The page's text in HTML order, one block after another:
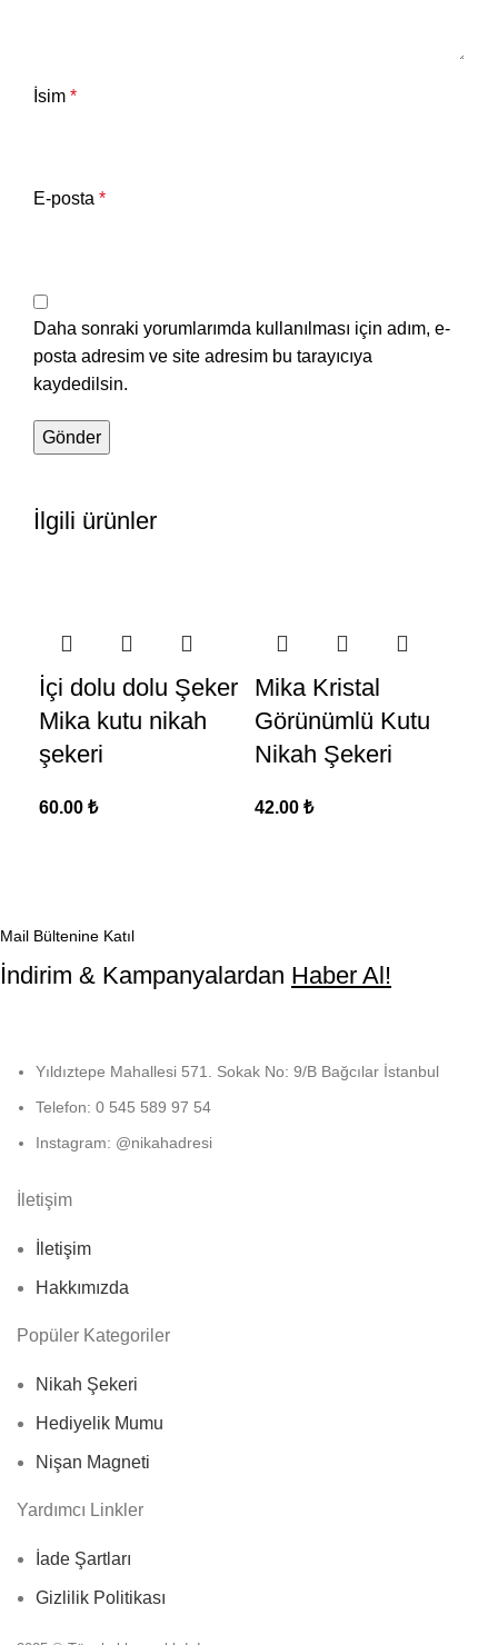
İsim *
E-posta *
Daha sonraki yorumlarımda kullanılması için adım, e-
posta adresim ve site adresim bu tarayıcıya
kaydedilsin.
İlgili ürünler
İçi dolu dolu Şeker
Mika kutu nikah
şekeri
60.00 ₺
Mika Kristal
Görünümlü Kutu
Nikah Şekeri
42.00 ₺
Mail Bültenine Katıl
İndirim & Kampanyalardan Haber Al!
Yıldıztepe Mahallesi 571. Sokak No: 9/B Bağcılar İstanbul
Telefon: 0 545 589 97 54
Instagram: @nikahadresi
İletişim
İletişim
Hakkımızda
Popüler Kategoriler
Nikah Şekeri
Hediyelik Mumu
Nişan Magneti
Yardımcı Linkler
İade Şartları
Gizlilik Politikası